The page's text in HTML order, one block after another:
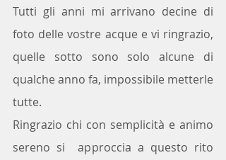
Tutti gli anni mi arrivano decine di
foto delle vostre acque e vi ringrazio,
quelle sotto sono solo alcune di
qualche anno fa, impossibile metterle
tutte.
Ringrazio chi con semplicità e animo
sereno si  approccia a questo rito